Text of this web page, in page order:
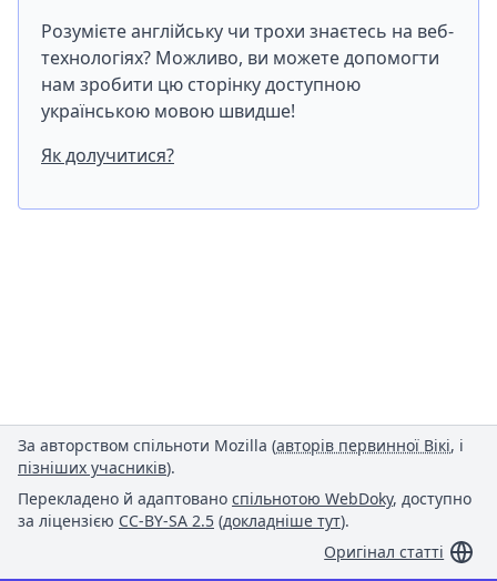
Розумієте англійську чи трохи знаєтесь на веб-
технологіях? Можливо, ви можете допомогти
нам зробити цю сторінку доступною
українською мовою швидше!
Як долучитися?
За авторством спільноти Mozilla (авторів первинної Вікі, і
пізніших учасників).
Перекладено й адаптовано спільнотою WebDoky, доступно
за ліцензією CC-BY-SA 2.5 (докладніше тут).
Оригінал статті